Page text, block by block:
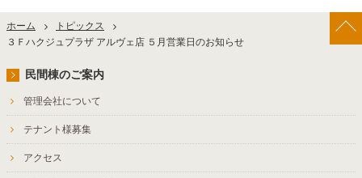
ホーム
トピックス
３Ｆハクジュプラザ アルヴェ店 ５月営業日のお知らせ
民間棟のご案内
管理会社について
テナント様募集
アクセス